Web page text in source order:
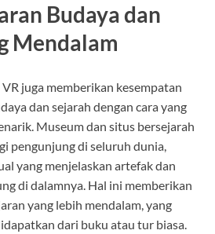
Budaya dan
Mendalam
juga memberikan kesempatan
dan sejarah dengan cara yang
Museum dan situs bersejarah
pengunjung di seluruh dunia,
yang menjelaskan artefak dan
di dalamnya. Hal ini memberikan
yang lebih mendalam, yang
dari buku atau tur biasa.